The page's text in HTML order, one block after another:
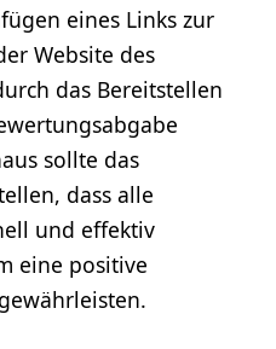
eines Links zur
Website des
das Bereitstellen
sollte das
dass alle
und effektiv
eine positive